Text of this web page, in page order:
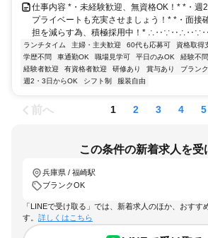
仕事内容 *・未経験歓迎、無資格OK！* *・週
プライベートも充実させましょう！* *・面接
担を減らす為、積極採用中！*
ランチタイム 主婦・主夫歓迎 60代も応募可 資格取得
学歴不問
車通勤OK 職場見学可 平日のみOK 経験不問
経験者歓迎
有資格者歓迎 研修あり 賞与あり ブラン
週2・3日からOK
シフト制 服装自由
前へ 1 2 3 4 5
この条件の新着求人を受
兵庫県 / 福崎駅
ブランクOK
「LINEで受け取る」では、新着求人のほか、おすす
す。 詳しくはこちら